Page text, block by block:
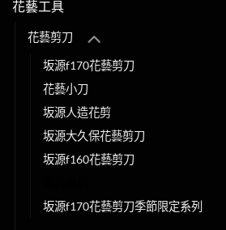
花藝工具
花藝剪刀
坂源f170花藝剪刀
花藝小刀
坂源人造花剪
坂源大久保花藝剪刀
坂源f160花藝剪刀
坂源f170花藝剪刀季節限定系列